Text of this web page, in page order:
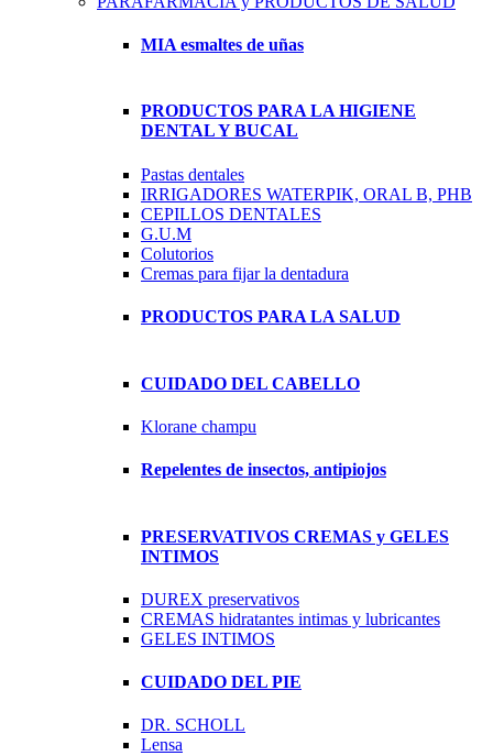
MIA esmaltes de uñas
PRODUCTOS PARA LA HIGIENE
DENTAL Y BUCAL
Pastas dentales
IRRIGADORES WATERPIK, ORAL B, PHB
CEPILLOS DENTALES
G.U.M
Colutorios
Cremas para fijar la dentadura
PRODUCTOS PARA LA SALUD
CUIDADO DEL CABELLO
Klorane champu
Repelentes de insectos, antipiojos
PRESERVATIVOS CREMAS y GELES
INTIMOS
DUREX preservativos
CREMAS hidratantes intimas y lubricantes
GELES INTIMOS
CUIDADO DEL PIE
DR. SCHOLL
Lensa